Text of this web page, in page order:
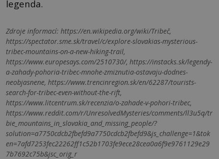
legenda.
Zdroje informací: https://en.wikipedia.org/wiki/Tribeč,
https://spectator.sme.sk/travel/c/explore-slovakias-mysterious-
tribec-mountains-on-a-new-hiking-trail,
https://www.europesays.com/2510730/, https://instacks.sk/legendy-
a-zahady-pohoria-tribec-mnohe-zmiznutia-ostavaju-dodnes-
neobjasnene, https://www.trencinregion.sk/en/62287/tourists-
search-for-tribec-even-without-the-rift,
https://www.litcentrum.sk/recenzia/o-zahade-v-pohori-tribec,
https://www.reddit.com/r/UnresolvedMysteries/comments/ll3u5q/tr
bie_mountains_in_slovakia_and_missing_people/?
solution=a7750cdcb2fbefd9a7750cdcb2fbefd9&js_challenge=1&tok
en=7afd7253fec22262ff1c52b1703fe9ece28cea0a6f9e9761129e29
7b7692c75b&jsc_orig_r